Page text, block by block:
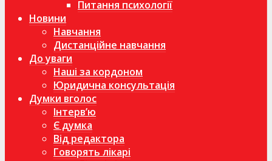
Питання психології
Новини
Навчання
Дистанційне навчання
До уваги
Наші за кордоном
Юридична консультація
Думки вголос
Інтерв’ю
Є думка
Від редактора
Говорять лікарі